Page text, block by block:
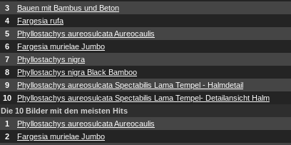
3
Bauen mit Bambus und Beton
4
Fargesia rufa
5
Phyllostachys aureosulcata Aureocaulis
6
Fargesia murielae Jumbo
7
Phyllostachys nigra
8
Phyllostachys nigra Black Bamboo
9
Phyllostachys aureosulcata Spectabilis Lama Tempel - Halmdetail
10
Phyllostachys aureosulcata Spectabilis Lama Tempel- Detailansicht Halm
Die 10 Bilder mit den meisten Hits
1
Phyllostachys aureosulcata Aureocaulis
2
Fargesia murielae Jumbo